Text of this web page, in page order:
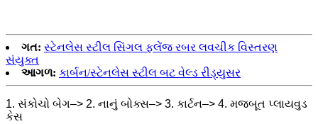
ગત: સ્ટેનલેસ સ્ટીલ સિંગલ ફ્લેંજ રબર લવચીક વિસ્તરણ
સંયુક્ત
આગળ: કાર્બન/સ્ટેનલેસ સ્ટીલ બટ વેલ્ડ રીડ્યુસર
1. સંકોચો બેગ–> 2. નાનું બોક્સ–> 3. કાર્ટન–> 4. મજબૂત પ્લાયવુડ
કેસ